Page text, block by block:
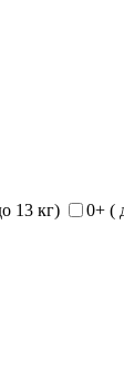
13 кг) 0+ (